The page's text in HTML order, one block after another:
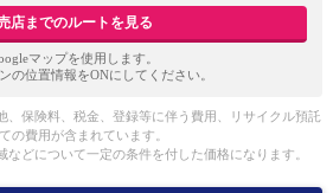
店までのルートを見る
マップを使用します。
の位置情報をONにしてください。
、保険料、税金、登録等に伴う費用、リサイクル預託
の費用が含まれています。
どについて一定の条件を付した価格になります。